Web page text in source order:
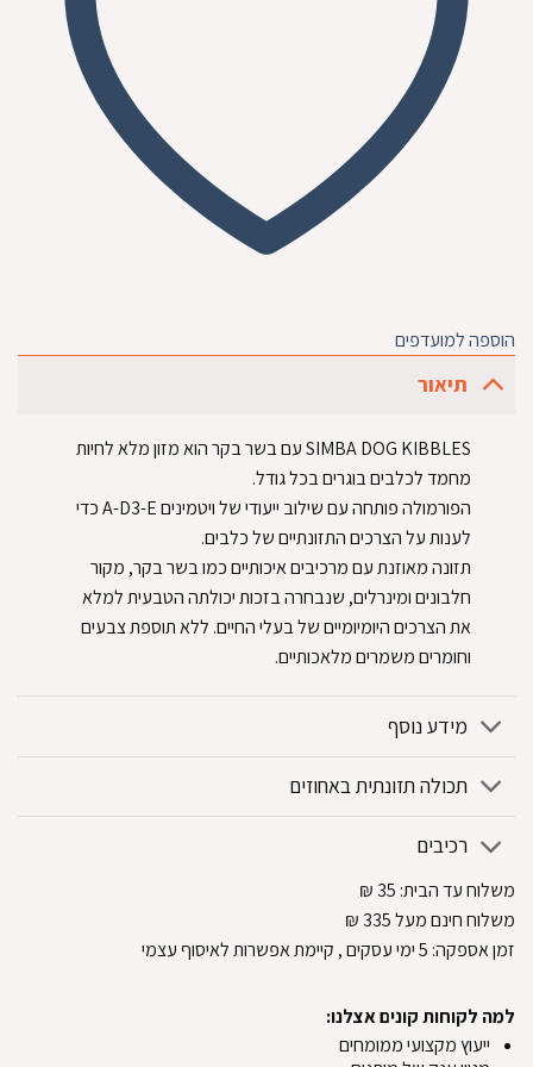
הוספה למועדפים
תיאור
SIMBA DOG KIBBLES עם בשר בקר הוא מזון מלא לחיות
מחמד לכלבים בוגרים בכל גודל.
הפורמולה פותחה עם שילוב ייעודי של ויטמינים A-D3-E כדי
לענות על הצרכים התזונתיים של כלבים.
תזונה מאוזנת עם מרכיבים איכותיים כמו בשר בקר, מקור
חלבונים ומינרלים, שנבחרה בזכות יכולתה הטבעית למלא
את הצרכים היומיומיים של בעלי החיים. ללא תוספת צבעים
וחומרים משמרים מלאכותיים.
מידע נוסף
תכולה תזונתית באחוזים
רכיבים
משלוח עד הבית:
₪
משלוח חינם מעל 335
₪
זמן אספקה: 5ימי עסקים, קיימת אפשרות לאיסוף עצמי
למה לקוחות קונים אצלנו:
ייעוץ מקצועי ממומחים